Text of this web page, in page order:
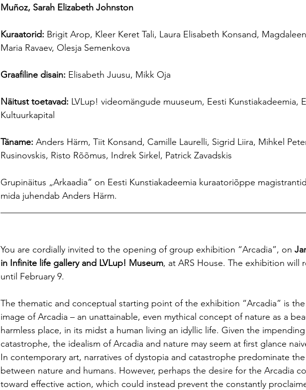
Muñoz, Sarah Elizabeth Johnston
Kuraatorid: Brigit Arop, Kleer Keret Tali, Laura Elisabeth Konsand,
Maria Ravaev, Olesja Semenkova
Graafiline disain: Elisabeth Juusu, Mikk Oja
Näitust toetavad: LVLup! videomängude muuseum, Eesti Kunstiakadeemia,
Kultuurkapital
Täname: Anders Härm, Tiit Konsand, Camille Laurelli, Sigrid Liira, Mihkel
Rusinovskis, Risto Rõõmus, Indrek Sirkel, Patrick Zavadskis
Grupinäitus „Arkaadia” on Eesti Kunstiakadeemia kuraatoriõppe
mida juhendab Anders Härm.
You are cordially invited to the opening of group exhibition “Arcadia”, on
in Infinite life gallery and LVLup! Museum, at ARS House. The exhibition will
until February 9.
The thematic and conceptual starting point of the exhibition “Arcadia” is the
image of Arcadia – an unattainable, even mythical concept of nature as a
harmless place, in its midst a human living an idyllic life. Given the
catastrophe, the idealism of Arcadia and nature may seem at first glance
In contemporary art, narratives of dystopia and catastrophe predominate
between nature and humans. However, perhaps the desire for the Arcadia
toward effective action, which could instead prevent the constantly